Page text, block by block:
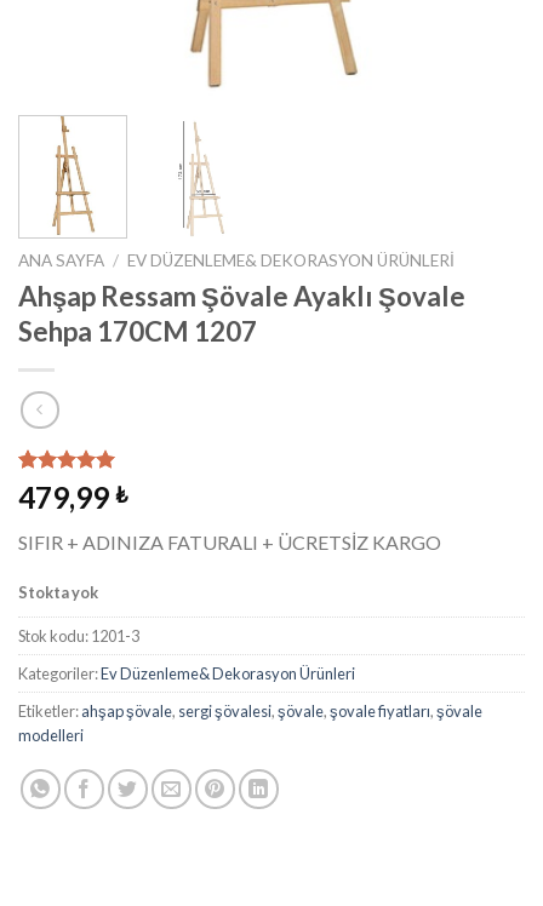
ANA SAYFA / EV DÜZENLEME& DEKORASYON ÜRÜNLERI
Ahşap Ressam Şövale Ayaklı Şovale
Sehpa 170CM 1207
2müşteri
puanına
5 üzerinden
aldı
479,99 ₺
SIFIR + ADINIZA FATURALI + ÜCRETSİZ KARGO
Stokta yok
Stok kodu:1201-3
Kategoriler:Ev Düzenleme& Dekorasyon Ürünleri
Etiketler:ahşap şövale, sergi şövalesi,şövale,şovale fiyatları,şövale
modelleri